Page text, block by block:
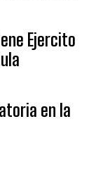
Ejercito
en la